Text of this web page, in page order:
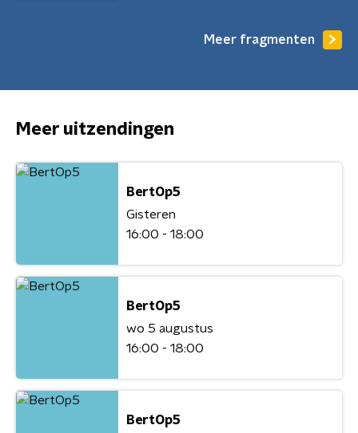
Meer fragmenten
Meer uitzendingen
BertOp5
Gisteren
16:00 - 18:00
BertOp5
wo 5 augustus
16:00 - 18:00
BertOp5